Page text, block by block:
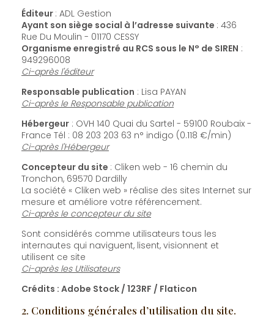
Éditeur : ADL Gestion
Ayant son siège social à l’adresse suivante : 436
Rue Du Moulin - 01170 CESSY
Organisme enregistré au RCS sous le N° de SIREN :
949296008
Ci-après l'éditeur
Responsable publication : Lisa PAYAN
Ci-après le Responsable publication
Hébergeur : OVH 140 Quai du Sartel - 59100 Roubaix -
France Tél : 08 203 203 63 n° indigo (0.118 €/min)
Ci-après l'Hébergeur
Concepteur du site : Cliken web - 16 chemin du
Tronchon, 69570 Dardilly
La société « Cliken web » réalise des sites Internet sur
mesure et améliore votre référencement.
Ci-après le concepteur du site
Sont considérés comme utilisateurs tous les
internautes qui naviguent, lisent, visionnent et
utilisent ce site
Ci-après les Utilisateurs
Crédits : Adobe Stock / 123RF / Flaticon
2. Conditions générales d’utilisation du site.